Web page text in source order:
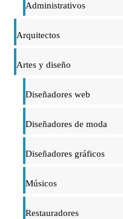
Administrativos
Arquitectos
Artes y diseño
Diseñadores web
Diseñadores de moda
Diseñadores gráficos
Músicos
Restauradores